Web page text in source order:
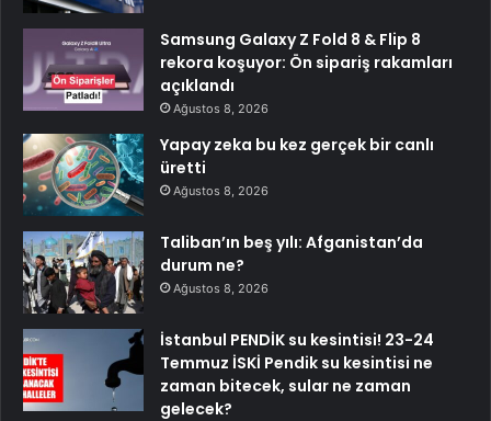
Samsung Galaxy Z Fold 8 & Flip 8
rekora koşuyor: Ön sipariş rakamları
açıklandı
Ağustos 8, 2026
Yapay zeka bu kez gerçek bir canlı
üretti
Ağustos 8, 2026
Taliban’ın beş yılı: Afganistan’da
durum ne?
Ağustos 8, 2026
İstanbul PENDİK su kesintisi! 23-24
Temmuz İSKİ Pendik su kesintisi ne
zaman bitecek, sular ne zaman
gelecek?